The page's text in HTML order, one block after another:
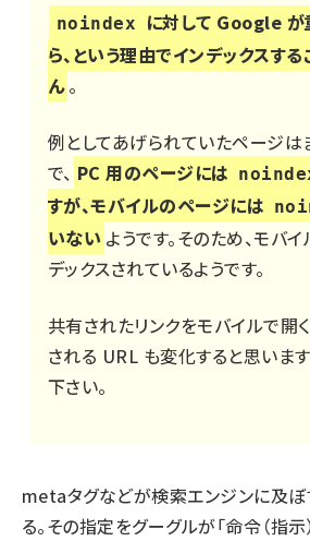
noindex
に対して Google が
ら、という理由でインデックスす
ん。
例としてあげられていたページは
で、 PC 用のページには
すが、モバイルのページには
いない ようです。そのため、モバ
デックスされているようです。
共有されたリンクをモバイルで開
される URL も変化すると思いま
下さい。
metaタグなどが検索エンジンに及
る。その指定をグーグルが「命令（指示